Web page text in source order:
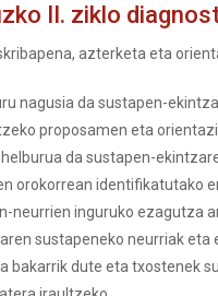
II. ziklo
azterketa eta
nagusia da sustapen-
proposamen eta
helburua da sustapen-
orokorrean identifikatutako
neurrien inguruko ezagutza
sustapeneko neurriak
bakarrik dute eta txostenek